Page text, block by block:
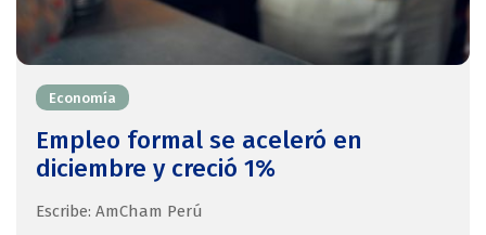
Economía
Empleo formal se aceleró en
diciembre y creció 1%
Escribe: AmCham Perú